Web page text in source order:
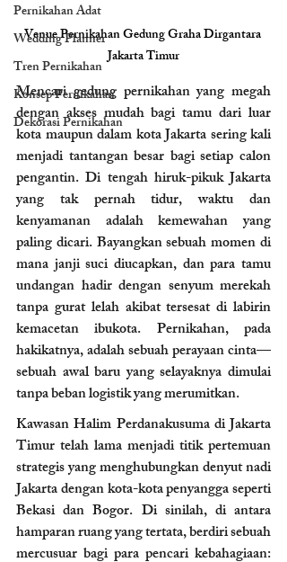
Pernikahan Adat
Wedding Planner
Tren Pernikahan
Konsep Pernikahan
Dekorasi Pernikahan
Venue Pernikahan Gedung Graha Dirgantara
Jakarta Timur
Mencari gedung pernikahan yang megah
dengan akses mudah bagi tamu dari luar
kota maupun dalam kota Jakarta sering kali
menjadi tantangan besar bagi setiap calon
pengantin. Di tengah hiruk-pikuk Jakarta
yang tak pernah tidur, waktu dan
kenyamanan adalah kemewahan yang
paling dicari. Bayangkan sebuah momen di
mana janji suci diucapkan, dan para tamu
undangan hadir dengan senyum merekah
tanpa gurat lelah akibat tersesat di labirin
kemacetan ibukota. Pernikahan, pada
hakikatnya, adalah sebuah perayaan cinta—
sebuah awal baru yang selayaknya dimulai
tanpa beban logistik yang merumitkan.
Kawasan Halim Perdanakusuma di Jakarta
Timur telah lama menjadi titik pertemuan
strategis yang menghubungkan denyut nadi
Jakarta dengan kota-kota penyangga seperti
Bekasi dan Bogor. Di sinilah, di antara
hamparan ruang yang tertata, berdiri sebuah